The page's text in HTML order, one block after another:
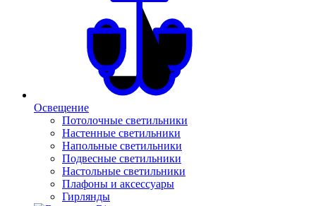
Освещение
Потолочные светильники
Настенные светильники
Напольные светильники
Подвесные светильники
Настольные светильники
Плафоны и аксессуары
Гирлянды